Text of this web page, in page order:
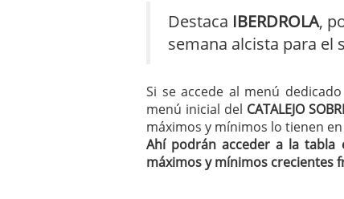
Destaca IBERDROLA,
semana alcista para el
Si se accede al menú
menú inicial del CATALEJO
máximos y mínimos lo tienen en
Ahí podrán acceder a la tabla
máximos y mínimos crecientes